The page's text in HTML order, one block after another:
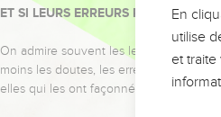
ET SI LEURS ERREURS POUVAIENT
On admire souvent les leaders pour
moins les doutes, les erreurs et les
elles qui les ont façonnés.
En
utilise
et